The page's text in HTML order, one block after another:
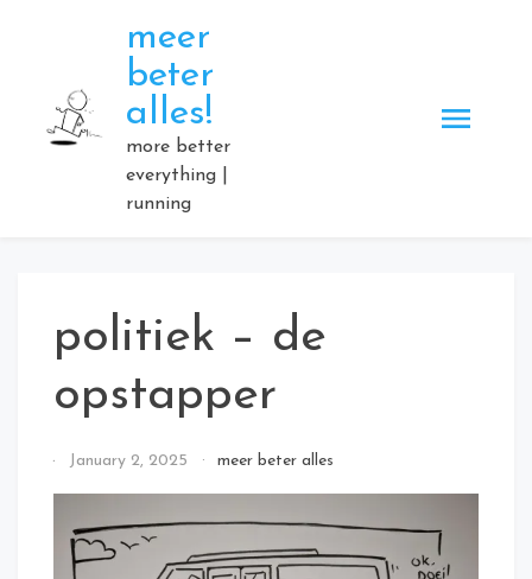
meer
beter
alles!
more better
everything |
running
politiek – de
opstapper
ByJanuary 2, 2025 meer beter alles